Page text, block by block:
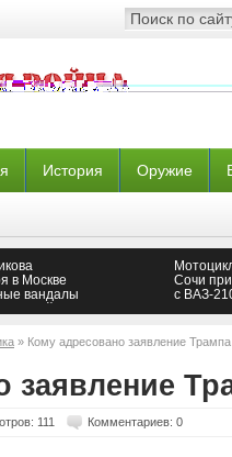
История Оружие
в Москве
вандалы
Сочи
с ВАЗ-
» Кому адресовано заявление
заявление
111 Комментариев: 0